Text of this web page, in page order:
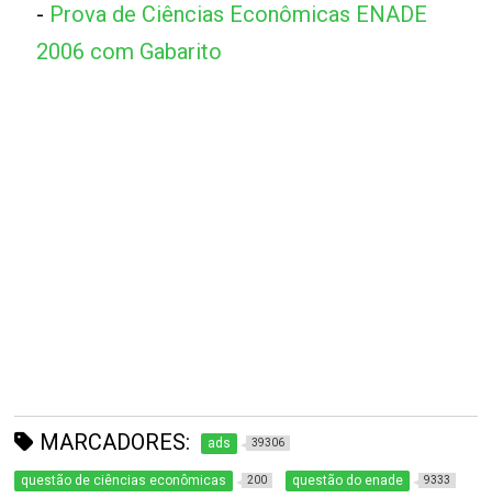
- Prova de Ciências Econômicas ENADE
2006 com Gabarito
MARCADORES: ads 39306
questão de ciências econômicas 200 questão do enade 9333